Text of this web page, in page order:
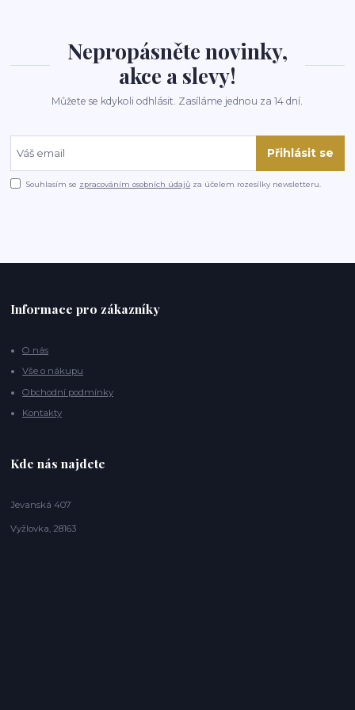
Nepropásněte novinky,
akce a slevy!
Můžete se kdykoli odhlásit. Zasíláme jednou za 14 dní.
Přihlásit se
Souhlasím se zpracováním osobních údajů za účelem rozesílky newsletteru.
Informace pro zákazníky
O nás
Vše o nákupu
Obchodní podmínky
Kontakty
Kde nás najdete
Jevanská 407
Vyžlovka, 28163